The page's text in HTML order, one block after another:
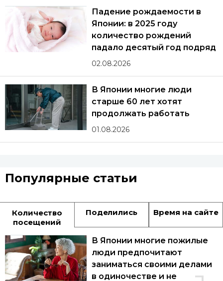
Падение рождаемости в
Японии: в 2025 году
количество рождений
падало десятый год подряд
02.08.2026
В Японии многие люди
старше 60 лет хотят
продолжать работать
01.08.2026
Популярные статьи
Количество
посещений
Поделились Время на сайте
В Японии многие пожилые
люди предпочитают
заниматься своими делами
в одиночестве и не